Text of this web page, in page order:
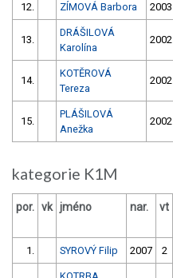
12. ZÍMOVÁ Barbora 2003
13.
DRÁŠILOVÁ
Karolína
2002
14.
KOTĚROVÁ
Tereza
2002
15.
PLÁŠILOVÁ
Anežka
2002
kategorie K1M
por. vk jméno nar. vt
1. SYROVÝ Filip 2007 2